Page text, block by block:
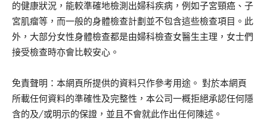
的健康狀況，能較準確地檢測出婦科疾病，例如子宮頸癌、子
宮肌瘤等，而一般的身體檢查計劃並不包含這些檢查項目。此
外，大部分女性身體檢查都是由婦科檢查女醫生主理，女士們
接受檢查時亦會比較安心。
免責聲明：本網頁所提供的資料只作參考用途。 對於本網頁
所載任何資料的準確性及完整性，本公司一概拒絕承認任何隱
含的及/或明示的保證，並且不會就此作出任何陳述。